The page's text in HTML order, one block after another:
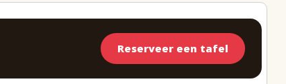
Reserveer een tafel